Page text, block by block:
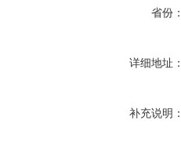
省份
详细地址
补充说明